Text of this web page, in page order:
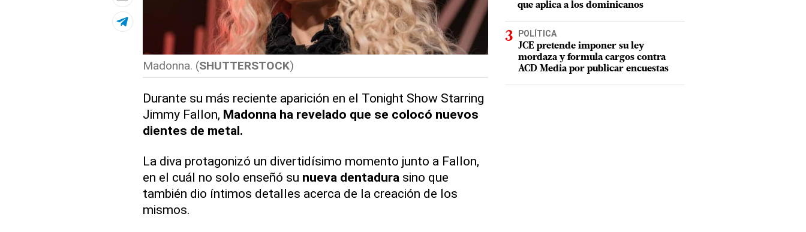
Madonna. (SHUTTERSTOCK)
Durante su más reciente aparición en el Tonight Show Starring
Jimmy Fallon, Madonna ha revelado que se colocó nuevos
dientes de metal.
La diva protagonizó un divertidísimo momento junto a Fallon,
en el cuál no solo enseñó su nueva dentadurasino que
también dio íntimos detalles acerca de la creación de los
mismos.
que aplica a los dominicanos
POLÍTICA
JCE pretende imponer su ley
mordaza y formula cargos contra
ACD Media por publicar encuestas